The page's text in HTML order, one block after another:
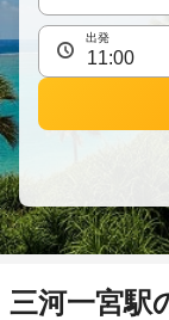
出発
三河一宮駅